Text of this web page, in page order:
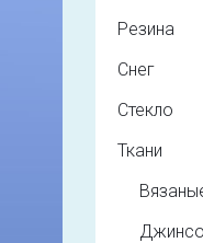
Резина
Снег
Стекло
Ткани